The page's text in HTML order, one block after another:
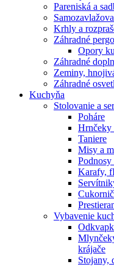
Pareniská a
Krhly a
Záhradné
Opory
Záhradné
Zeminy,
Záhradné
Kuchyňa
Stolovanie a
Poháre
Hrnčeky
Taniere
Misy a
Podnosy
Karafy,
Vybavenie
krájače
Stojany,